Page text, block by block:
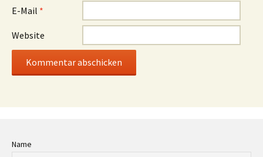
E-Mail *
Website
Name